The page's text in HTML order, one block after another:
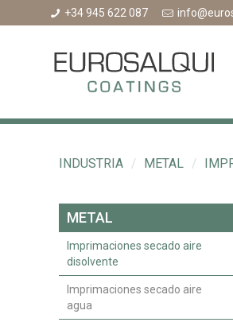
+34 945 622 087
INDUSTRIA / METAL /
METAL
Imprimaciones secado aire
disolvente
Imprimaciones secado aire
agua